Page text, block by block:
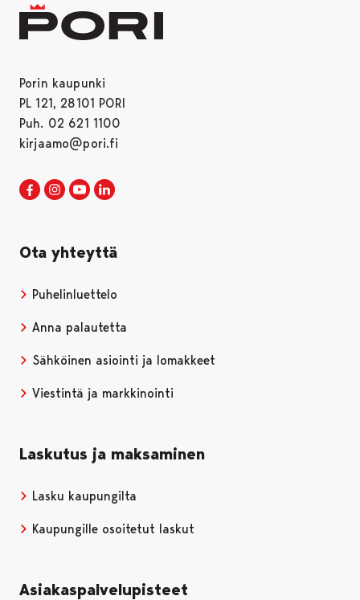
Porin kaupunki
PL 121, 28101 PORI
Puh. 02 621 1100
kirjaamo@pori.fi
Porin kaupunki Facebookissa
Avautuu uudessa välilehdessä
Porin kaupunki Instagramissa
Avautuu uudessa välilehdessä
Porin kaupunki Youtubessa
Avautuu uudessa välilehdessä
Ota yhteyttä
Puhelinluettelo
Anna palautetta
Sähköinen asiointi ja lomakkeet
Viestintä ja markkinointi
Laskutus ja maksaminen
Lasku kaupungilta
Kaupungille osoitetut laskut
Asiakaspalvelupisteet